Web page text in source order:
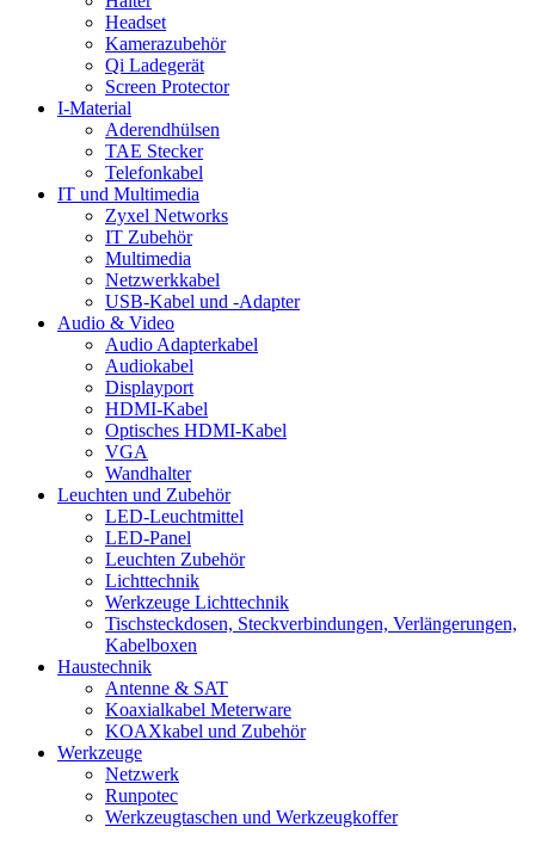
Headset
Kamerazubehör
Qi Ladegerät
Screen Protector
I-Material
Aderendhülsen
TAE Stecker
Telefonkabel
IT und Multimedia
Zyxel Networks
IT Zubehör
Multimedia
Netzwerkkabel
USB-Kabel und -Adapter
Audio & Video
Audio Adapterkabel
Audiokabel
Displayport
HDMI-Kabel
Optisches HDMI-Kabel
VGA
Wandhalter
Leuchten und Zubehör
LED-Leuchtmittel
LED-Panel
Leuchten Zubehör
Lichttechnik
Werkzeuge Lichttechnik
Tischsteckdosen, Steckverbindungen, Verlängerungen,
Kabelboxen
Haustechnik
Antenne & SAT
Koaxialkabel Meterware
KOAXkabel und Zubehör
Werkzeuge
Netzwerk
Runpotec
Werkzeugtaschen und Werkzeugkoffer